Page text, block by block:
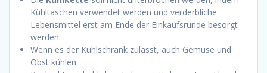
Kühltaschen verwendet werden und verderbliche
Lebensmittel erst am Ende der Einkaufsrunde besorgt
werden.
Wenn es der Kühlschrank zulässt, auch Gemüse und
Obst kühlen.